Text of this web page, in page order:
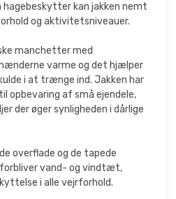
kan jakken nemt
og aktivitetsniveauer.
manchetter med
varme og det hjælper
i at trænge ind. Jakken har
opbevaring af små ejendele,
der øger synligheden i dårlige
overflade og de tapede
forbliver vand- og vindtæt,
i alle vejrforhold.